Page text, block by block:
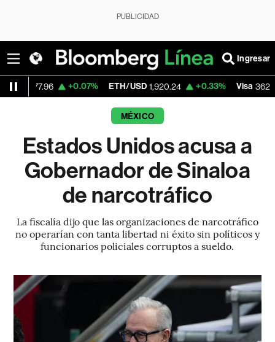
PUBLICIDAD
Ingresar
+0.07% ETH/USD 1,920.24 +0.33% Visa 362.50 -
MÉXICO
Estados Unidos acusa a
Gobernador de Sinaloa
de narcotráfico
La fiscalía dijo que las organizaciones de narcotráfico
no operarían con tanta libertad ni éxito sin políticos y
funcionarios policiales corruptos a sueldo.